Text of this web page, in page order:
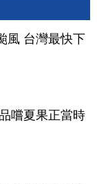
風 台灣最快下
嚐夏果正當時